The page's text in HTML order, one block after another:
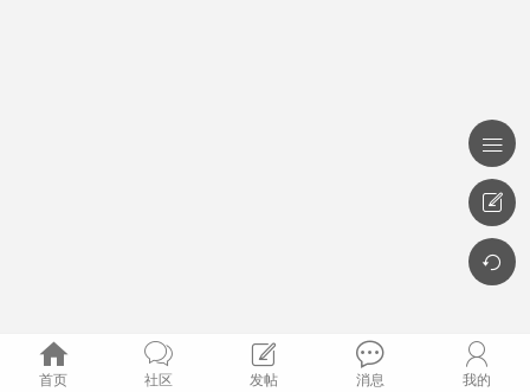

首页

社区

发帖

消息

我的


